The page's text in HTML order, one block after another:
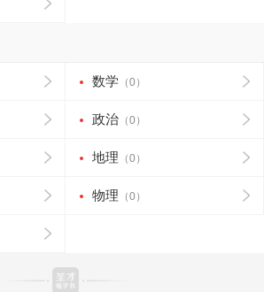
数学 （0）
政治 （0）
地理 （0）
物理 （0）